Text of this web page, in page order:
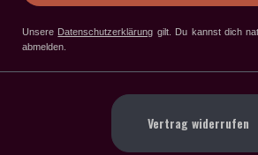
Unsere Datenschutzerklärung gilt. Du kannst dich
abmelden.
Vertrag widerrufen